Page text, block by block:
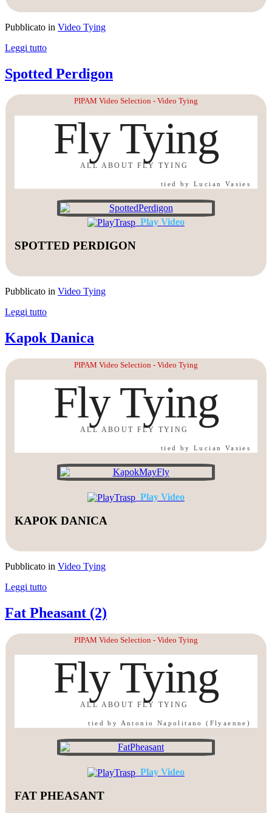
Pubblicato in Video Tying
Leggi tutto
Spotted Perdigon
PIPAM Video Selection - Video Tying
Fly Tying
ALL ABOUT FLY TYING
tied by Lucian Vasies
Play Video
SPOTTED PERDIGON
Pubblicato in Video Tying
Leggi tutto
Kapok Danica
PIPAM Video Selection - Video Tying
Fly Tying
ALL ABOUT FLY TYING
tied by Lucian Vasies
Play Video
KAPOK DANICA
Pubblicato in Video Tying
Leggi tutto
Fat Pheasant (2)
PIPAM Video Selection - Video Tying
Fly Tying
ALL ABOUT FLY TYING
tied by Antonio Napolitano (Flyaenne)
Play Video
FAT PHEASANT